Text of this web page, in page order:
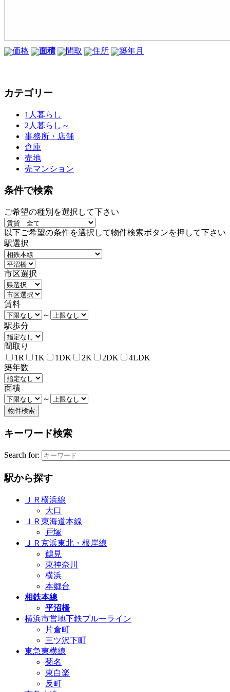
価格 面積 間取 住所 築年月
カテゴリー
1人暮らし
2人暮らし～
事務所・店舗
倉庫
売地
売マンション
条件で検索
ご希望の種別を選択して下さい
以下ご希望の条件を選択して物件検索ボタンを押して下さい
駅選択
市区選択
賃料
～
駅歩分
間取り
1R
1K 1DK 2K 2DK
4LDK
築年数
面積
～
キーワード検索
Search for:
駅から探す
ＪＲ横浜線
大口
ＪＲ東海道本線
戸塚
ＪＲ京浜東北・根岸線
鶴見
東神奈川
横浜
本郷台
相鉄本線
平沼橋
横浜市営地下鉄ブルーライン
片倉町
三ツ沢下町
東急東横線
菊名
東白楽
反町